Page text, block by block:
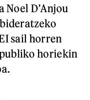
Noel D’Anjou
sail horren
horiekin